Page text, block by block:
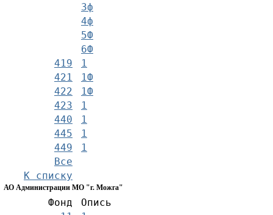
3ф
4ф
5Ф
6Ф
419
1
421
1Ф
422
1Ф
423
1
440
1
445
1
449
1
Все
К списку
АО Администрации МО "г. Можга"
Фонд
Опись